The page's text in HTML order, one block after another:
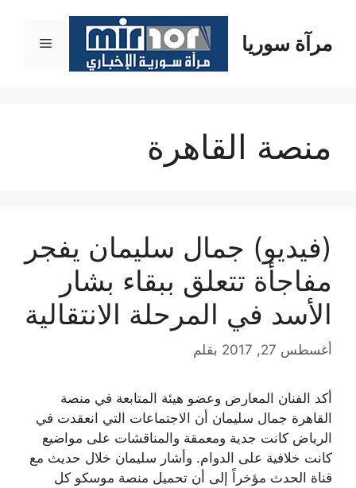
المحتوىمرآة سوريا القائمة
منصة القاهرة
(فيديو) جمال سليمان يفجر
مفاجأة تتعلق ببقاء بشار
الأسد في المرحلة الانتقالية
أغسطس 27, 2017 بقلم
أكد الفنان المعارض وعضو هيئة المتابعة في منصة
القاهرة جمال سليمان أن الاجتماعات التي انعقدت في
الرياض كانت جدية ومعمقة والمناقشات على مواضيع
كانت خلافية على الدوام. وأشار سليمان خلال حديث مع
قناة الحدث مؤخراً إلى أن تحميل منصة موسكو كل